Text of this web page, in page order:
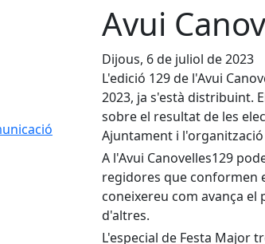
Avui
Dijous, 6 de juliol de 2023
L'edició 129 de l'Avui
2023, ja s'està distribuint.
sobre el resultat de les
Ajuntament i
A l'Avui Canovelles129
regidores que conformen
coneixereu com avança
d'altres.
L'especial de Festa Major